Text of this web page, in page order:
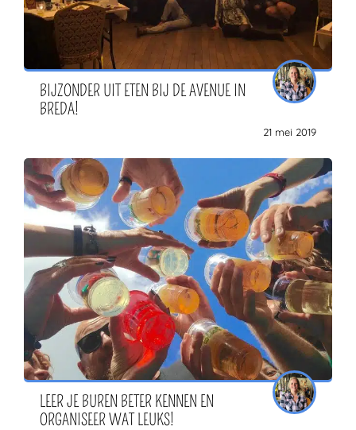
BIJZONDER UIT ETEN BIJ DE AVENUE IN
BREDA!
21 mei 2019
LEER JE BUREN BETER KENNEN EN
ORGANISEER WAT LEUKS!